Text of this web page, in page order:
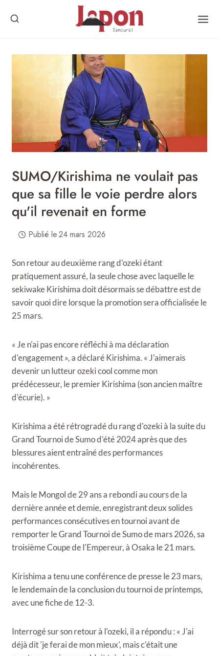
SUMO/Kirishima ne voulait pas
que sa fille le voie perdre alors
qu'il revenait en forme
Publié le24 mars 2026
Son retour au deuxième rang d'ozeki étant
pratiquement assuré, la seule chose avec laquelle le
sekiwake Kirishima doit désormais se débattre est de
savoir quoi dire lorsque la promotion sera officialisée le
25 mars.
« Je n'ai pas encore réfléchi à ma déclaration
d'engagement », a déclaré Kirishima. « J'aimerais
devenir un lutteur ozeki cool comme mon
prédécesseur, le premier Kirishima (son ancien maître
d'écurie). »
Kirishima a été rétrogradé du rang d'ozeki à la suite du
Grand Tournoi de Sumo d'été 2024 après que des
blessures aient entraîné des performances
incohérentes.
Mais le Mongol de 29 ans a rebondi au cours de la
dernière année et demie, enregistrant deux solides
performances consécutives en tournoi avant de
remporter le Grand Tournoi de Sumo de mars 2026, sa
troisième Coupe de l'Empereur, à Osaka le 21 mars.
Kirishima a tenu une conférence de presse le 23 mars,
le lendemain de la conclusion du tournoi de printemps,
avec une fiche de 12-3.
Interrogé sur son retour à l'ozeki, il a répondu : « J'ai
déjà dit 'je ferai de mon mieux', mais c'était une